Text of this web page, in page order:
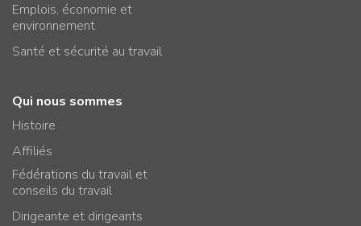
Emplois, économie et
environnement
Santé et sécurité au travail
Qui nous sommes
Histoire
Affiliés
Fédérations du travail et
conseils du travail
Dirigeante et dirigeants